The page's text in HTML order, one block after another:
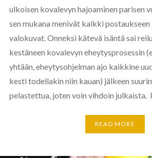
ulkoisen kovalevyn hajoaminen parisen
sen mukana menivät kaikki
valokuvat. Onneksi kätevä isäntä sai
kestäneen kovalevyn eheytysprosessin
yhtään, eheytysohjelman ajo kaikkine
kesti todellakin niin kauan) jälkeen
pelastettua, joten voin vihdoin julkaista.
READ MORE